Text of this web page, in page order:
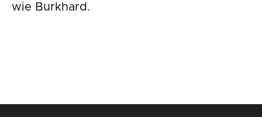
wie Burkhard.